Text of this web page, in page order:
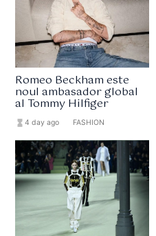
Romeo Beckham este
noul ambasador global
al Tommy Hilfiger
hourglass_full4 day ago FASHION